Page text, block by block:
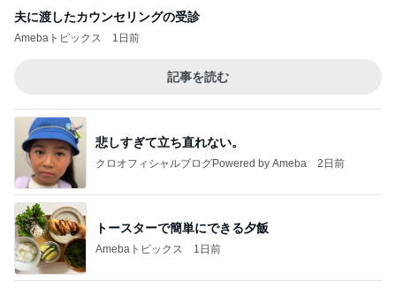
夫に渡したカウンセリングの受診
Amebaトピックス 1日前
記事を読む
悲しすぎて立ち直れない。
クロオフィシャルブログPowered by Ameba 2日前
トースターで簡単にできる夕飯
Amebaトピックス 1日前